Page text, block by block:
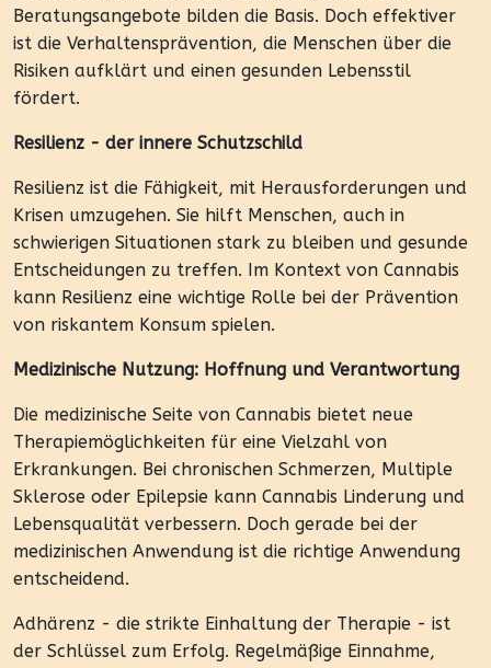
Beratungsangebote bilden die Basis. Doch effektiver
ist die Verhaltensprävention, die Menschen über die
Risiken aufklärt und einen gesunden Lebensstil
fördert.
Resilienz - der innere Schutzschild
Resilienz ist die Fähigkeit, mit Herausforderungen und
Krisen umzugehen. Sie hilft Menschen, auch in
schwierigen Situationen stark zu bleiben und gesunde
Entscheidungen zu treffen. Im Kontext von Cannabis
kann Resilienz eine wichtige Rolle bei der Prävention
von riskantem Konsum spielen.
Medizinische Nutzung: Hoffnung und Verantwortung
Die medizinische Seite von Cannabis bietet neue
Therapiemöglichkeiten für eine Vielzahl von
Erkrankungen. Bei chronischen Schmerzen, Multiple
Sklerose oder Epilepsie kann Cannabis Linderung und
Lebensqualität verbessern. Doch gerade bei der
medizinischen Anwendung ist die richtige Anwendung
entscheidend.
Adhärenz - die strikte Einhaltung der Therapie - ist
der Schlüssel zum Erfolg. Regelmäßige Einnahme,